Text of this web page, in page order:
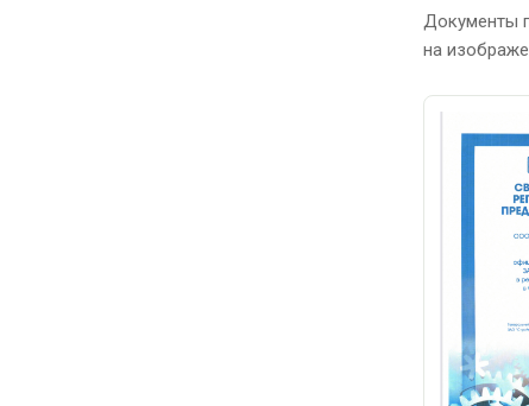
Документы
на